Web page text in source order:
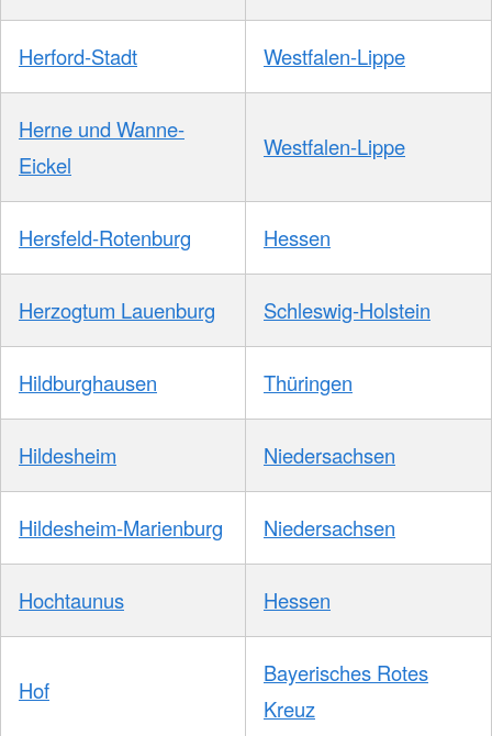
Herford-Stadt Westfalen-Lippe
Herne und Wanne-
Eickel
Westfalen-Lippe
Hersfeld-Rotenburg Hessen
Herzogtum Lauenburg Schleswig-Holstein
Hildburghausen Thüringen
Hildesheim Niedersachsen
Hildesheim-Marienburg Niedersachsen
Hochtaunus Hessen
Hof
Bayerisches Rotes
Kreuz